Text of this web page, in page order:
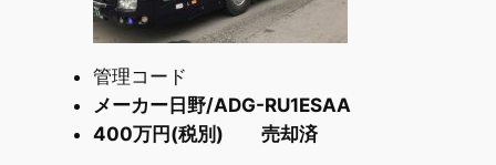
管理コード
メーカー日野/ADG-RU1ESAA
400万円(税別) 売却済